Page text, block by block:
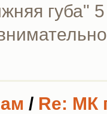
губа"
/ Re: МК